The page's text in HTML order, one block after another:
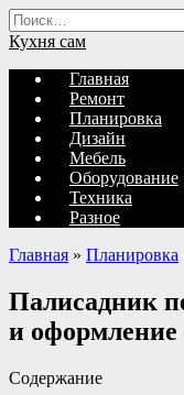
Перейти
к
содержанию
Search
for:
Кухня сам
Главная
Ремонт
Планировка
Дизайн
Мебель
Оборудование
Техника
Разное
Главная » Планировка
Палисадник
и
Содержание